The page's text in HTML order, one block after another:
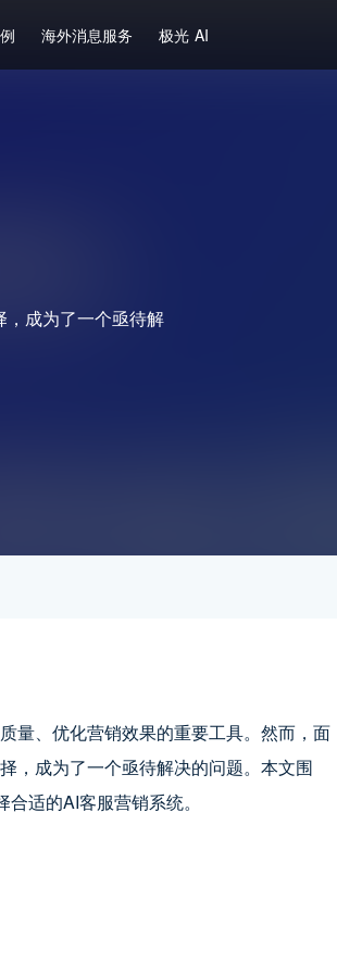
海外消息服务 极光 AI
成为了一个亟待解
量、优化营销效果的重要工具。然而，面
，成为了一个亟待解决的问题。本文围
适的AI客服营销系统。